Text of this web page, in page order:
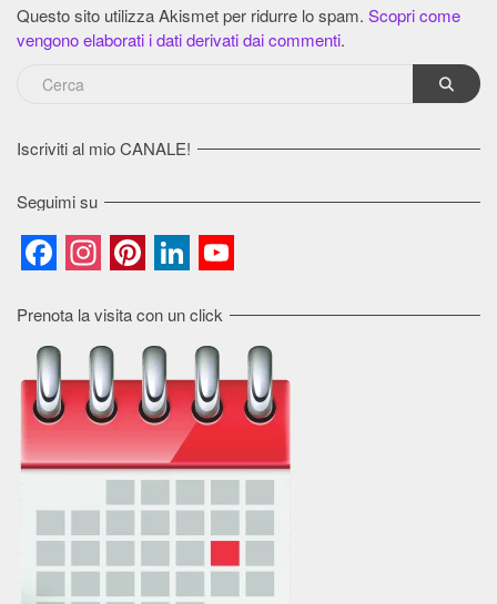
Questo sito utilizza Akismet per ridurre lo spam. Scopri come
vengono elaborati i dati derivati dai commenti.
Iscriviti al mio CANALE!
Seguimi su
Channel
Prenota la visita con un click